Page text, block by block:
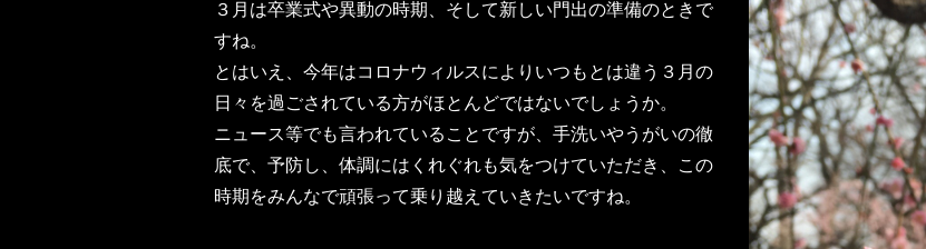
３月は卒業式や異動の時期、そして新しい門出の準備のときで
すね。
とはいえ、今年はコロナウィルスによりいつもとは違う３月の
日々を過ごされている方がほとんどではないでしょうか。
ニュース等でも言われていることですが、手洗いやうがいの徹
底で、予防し、体調にはくれぐれも気をつけていただき、この
時期をみんなで頑張って乗り越えていきたいですね。